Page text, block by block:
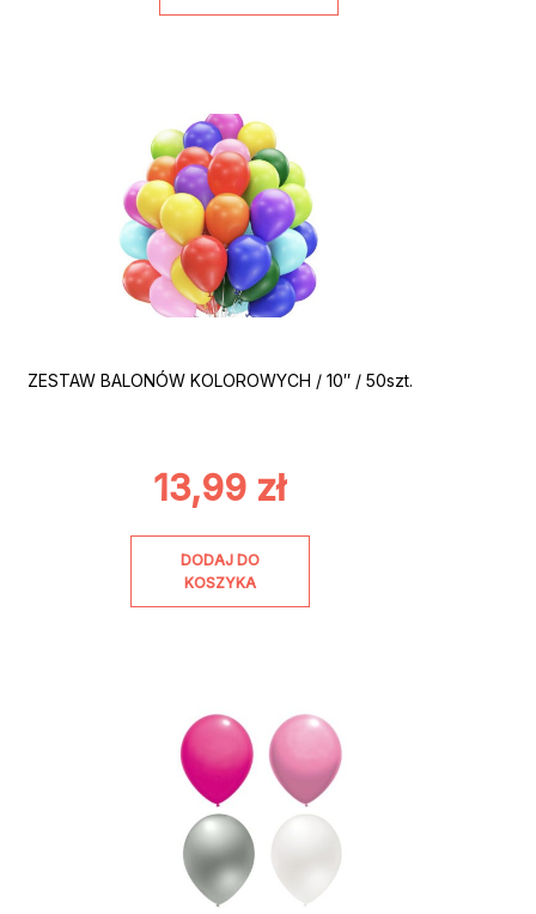
ZESTAW BALONÓW KOLOROWYCH / 10″ / 50szt.
13,99 zł
DODAJ DO
KOSZYKA